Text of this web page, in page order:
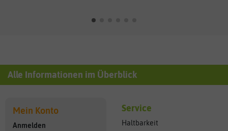
Alle Informationen im Überblick
Mein Konto
Anmelden
Service
Haltbarkeit